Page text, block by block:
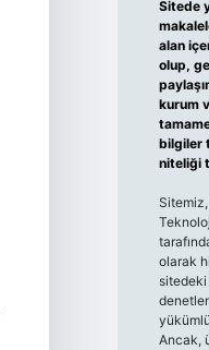
Sitede
alan
olup,
kurum
bilgiler
niteliği
Sitemiz,
olarak
Ancak,